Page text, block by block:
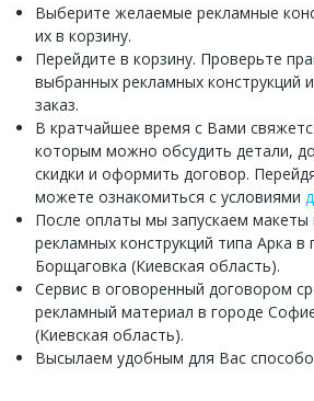
Выберите желаемые рекламные
их в корзину.
Перейдите в корзину. Проверьте
выбранных рекламных
заказ.
В кратчайшее время с Вами
которым можно обсудить детали,
скидки и оформить договор.
можете ознакомиться с условиями
После оплаты мы запускаем макеты
рекламных конструкций типа Арка в
Борщаговка (Киевская область).
Сервис в оговоренный договором
рекламный материал в городе
(Киевская область).
Высылаем удобным для Вас